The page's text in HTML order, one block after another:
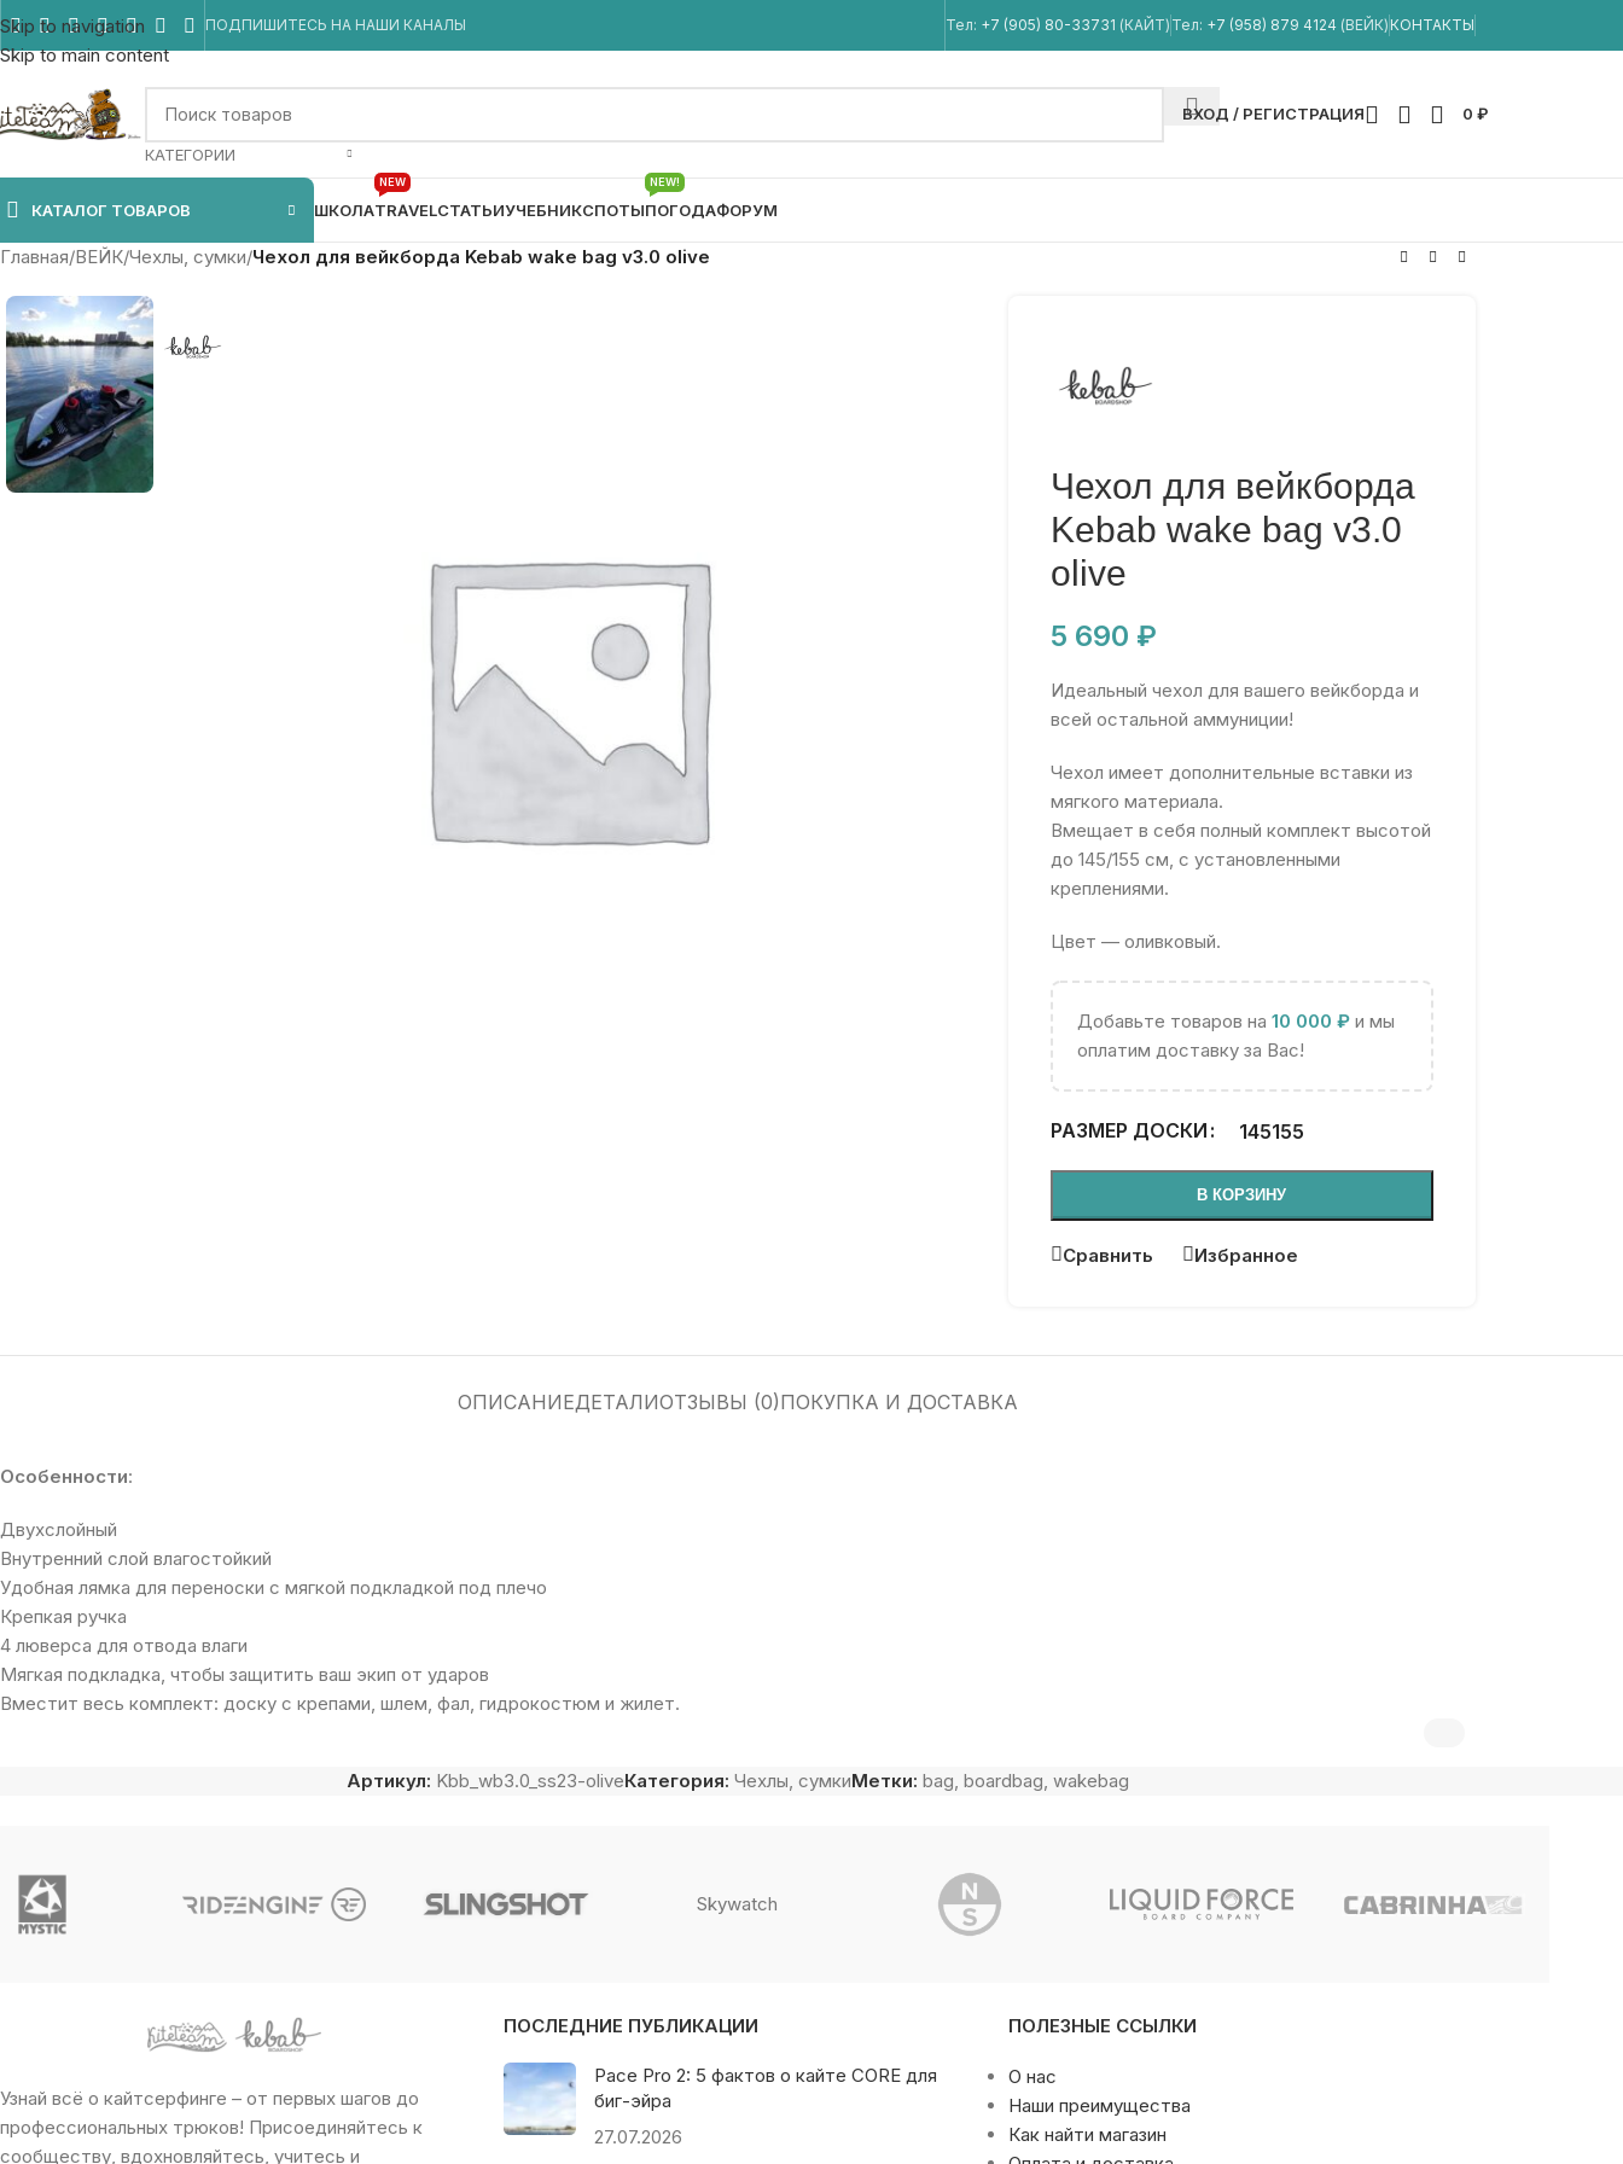
Skip to navigation
Skip to main content
ПОДПИШИТЕСЬ НА НАШИ КАНАЛЫ
Тел: +7 (905) 80-33731 (КАЙТ) Тел: +7 (958) 879 4124 (ВЕЙК) КОНТАКТЫ
КАТЕГОРИИ
ВХОД / РЕГИСТРАЦИЯ 0 ₽
КАТАЛОГ ТОВАРОВ ШКОЛАTRAVEL
NEW
СТАТЬИУЧЕБНИКСПОТЫПОГОДА
NEW!
ФОРУМ
Главная/ВЕЙК/Чехлы, сумки/Чехол для вейкборда Kebab wake bag v3.0 olive
Чехол для вейкборда
Kebab wake bag v3.0
olive
5 690 ₽
Идеальный чехол для вашего вейкборда и
всей остальной аммуниции!
Чехол имеет дополнительные вставки из
мягкого материала.
Вмещает в себя полный комплект высотой
до 145/155 см, с установленными
креплениями.
Цвет — оливковый.
Добавьте товаров на 10 000 ₽и мы
оплатим доставку за Вас!
РАЗМЕР ДОСКИ 145155
В КОРЗИНУ
Сравнить Избранное
ОПИСАНИЕДЕТАЛИОТЗЫВЫ (0)ПОКУПКА И ДОСТАВКА
Особенности:
Двухслойный
Внутренний слой влагостойкий
Удобная лямка для переноски с мягкой подкладкой под плечо
Крепкая ручка
4 люверса для отвода влаги
Мягкая подкладка, чтобы защитить ваш экип от ударов
Вместит весь комплект: доску с крепами, шлем, фал, гидрокостюм и жилет.
Артикул: Kbb_wb3.0_ss23-oliveКатегория: Чехлы, сумкиМетки: bag, boardbag, wakebag
Skywatch
Узнай всё о кайтсерфинге – от первых шагов до
профессиональных трюков! Присоединяйтесь к
сообществу, вдохновляйтесь, учитесь и
ПОСЛЕДНИЕ ПУБЛИКАЦИИ
Pace Pro 2: 5 фактов о кайте CORE для
биг-эйра
27.07.2026
ПОЛЕЗНЫЕ ССЫЛКИ
О нас
Наши преимущества
Как найти магазин